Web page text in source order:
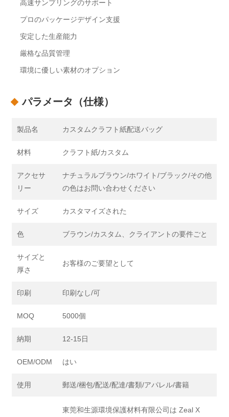
高速サンプリングのサポート
プロのパッケージデザイン支援
安定した生産能力
厳格な品質管理
環境に優しい素材のオプション
パラメータ（仕様）
製品名 カスタムクラフト紙配送バッグ
材料 クラフト紙/カスタム
アクセサ
リー
ナチュラルブラウン/ホワイト/ブラック/その他
の色はお問い合わせください
サイズ カスタマイズされた
色 ブラウン/カスタム、クライアントの要件ごと
サイズと
厚さ
お客様のご要望として
印刷 印刷なし/可
MOQ 5000個
納期 12-15日
OEM/ODM はい
使用 郵送/梱包/配送/配達/書類/アパレル/書籍
東莞和生源環境保護材料有限公司は Zeal X